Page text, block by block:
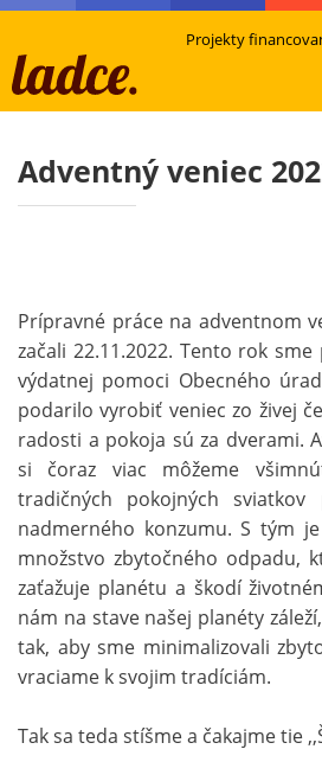
Projekty
Adventný veniec
Prípravné práce na adventnom
začali 22.11.2022. Tento rok
výdatnej pomoci Obecného
podarilo vyrobiť veniec zo živej
radosti a pokoja sú za dverami.
si čoraz viac môžeme
tradičných pokojných
nadmerného konzumu. S tým
množstvo zbytočného odpadu,
zaťažuje planétu a škodí
nám na stave našej planéty
tak, aby sme minimalizovali
vraciame k svojim tradíciám.
Tak sa teda stíšme a čakajme tie